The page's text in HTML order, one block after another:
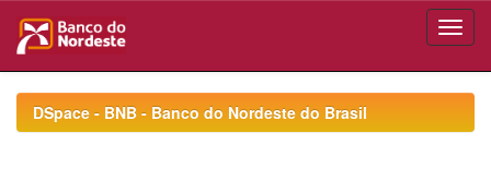
navigationDSpace - BNB - Banco do Nordeste do Brasil